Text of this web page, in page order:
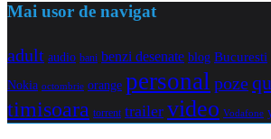
Mai usor de navigat
adult audio bani benzi desenate blog Bucuresti
Nokia octombrie orange personal poze
timisoara torrent trailer video Vodafone